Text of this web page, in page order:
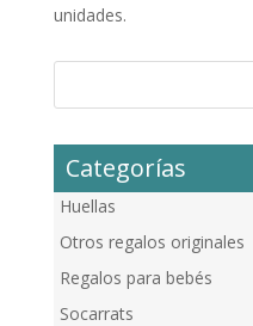
unidades.
Categorías
Huellas
Otros regalos originales
Regalos para bebés
Socarrats